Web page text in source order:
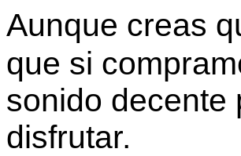
Aunque creas
que si
sonido decente
disfrutar.